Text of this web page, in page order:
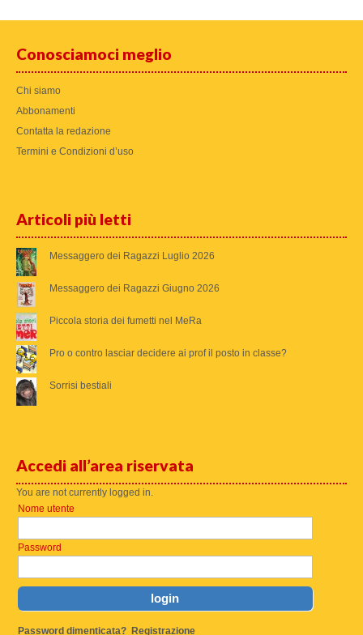
Conosciamoci meglio
Chi siamo
Abbonamenti
Contatta la redazione
Termini e Condizioni d’uso
Articoli più letti
Messaggero dei Ragazzi Luglio 2026
Messaggero dei Ragazzi Giugno 2026
Piccola storia dei fumetti nel MeRa
Pro o contro lasciar decidere ai prof il posto in classe?
Sorrisi bestiali
Accedi all’area riservata
You are not currently logged in.
Nome utente
Password
Password dimenticata? Registrazione